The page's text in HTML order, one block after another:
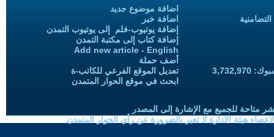
اضافة موضوع جديد
اضافة خبر
إضافة يوتيوب-فلم إلى يوتيوب التمدن
إضافة كتاب إلى مكتبة التمدن
Add new article - English
أضف حملة
تعديل الموقع الفرعي للكاتب-ة
ابحث في موقع الحوار المتمدن
متاحة للجميع مع الإشارة إلى المصدر
هيئة الادارة لا تعبر بالضرورة عن رأي الحوار المتمدن